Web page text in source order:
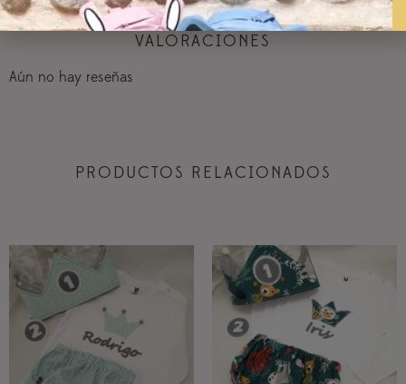
VALORACIONES
Aún no hay reseñas
PRODUCTOS RELACIONADOS